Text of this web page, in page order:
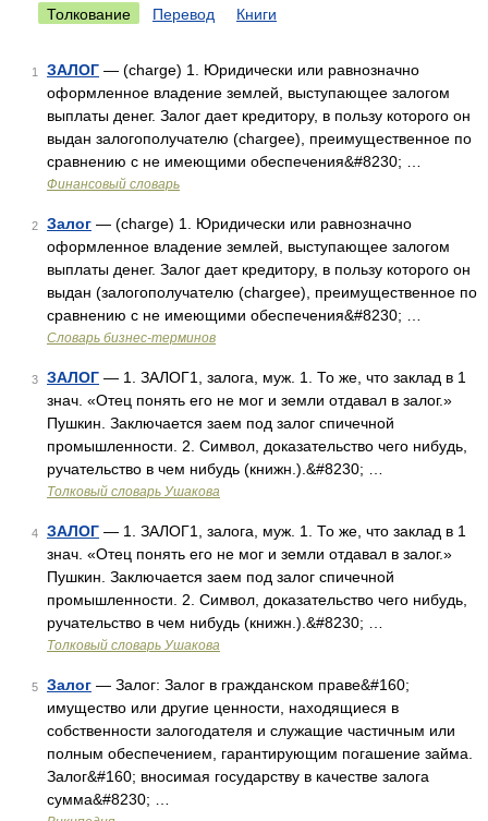
Толкование Перевод Книги
1 ЗАЛОГ — (charge) 1. Юридически или равнозначно
оформленное владение землей, выступающее залогом
выплаты денег. Залог дает кредитору, в пользу которого он
выдан залогополучателю (chargee), преимущественное по
сравнению с не имеющими обеспечения&#8230; …
Финансовый словарь
2 Залог — (charge) 1. Юридически или равнозначно
оформленное владение землей, выступающее залогом
выплаты денег. Залог дает кредитору, в пользу которого он
выдан (залогополучателю (chargee), преимущественное по
сравнению с не имеющими обеспечения&#8230; …
Словарь бизнес-терминов
3 ЗАЛОГ — 1. ЗАЛОГ1, залога, муж. 1. То же, что заклад в 1
знач. «Отец понять его не мог и земли отдавал в залог.»
Пушкин. Заключается заем под залог спичечной
промышленности. 2. Символ, доказательство чего нибудь,
ручательство в чем нибудь (книжн.).&#8230; …
Толковый словарь Ушакова
4 ЗАЛОГ — 1. ЗАЛОГ1, залога, муж. 1. То же, что заклад в 1
знач. «Отец понять его не мог и земли отдавал в залог.»
Пушкин. Заключается заем под залог спичечной
промышленности. 2. Символ, доказательство чего нибудь,
ручательство в чем нибудь (книжн.).&#8230; …
Толковый словарь Ушакова
5 Залог — Залог: Залог в гражданском праве&#160;
имущество или другие ценности, находящиеся в
собственности залогодателя и служащие частичным или
полным обеспечением, гарантирующим погашение займа.
Залог&#160; вносимая государству в качестве залога
сумма&#8230; …